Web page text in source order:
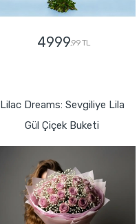
4999,99 TL
Lilac Dreams: Sevgiliye Lila
Gül Çiçek Buketi